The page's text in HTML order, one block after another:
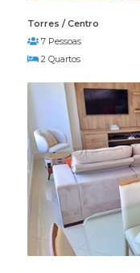
Torres / Centro
7 Pessoas
2 Quartos